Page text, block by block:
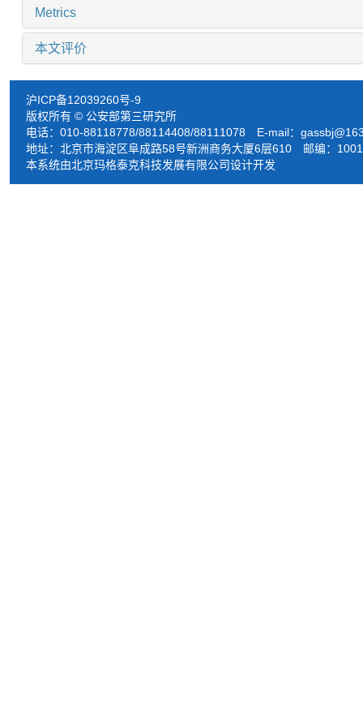
Metrics
本文评价
沪ICP备12039260号-9
版权所有 © 公安部第三研究所
电话：010-88118778/88114408/88111078 E-mail：
地址：北京市海淀区阜成路58号新洲商务大厦6层610 邮编：
本系统由北京玛格泰克科技发展有限公司设计开发